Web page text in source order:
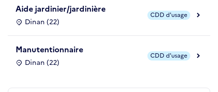
Aide jardinier/jardinière
Dinan (22)
CDD d'usage
Manutentionnaire
Dinan (22)
CDD d'usage